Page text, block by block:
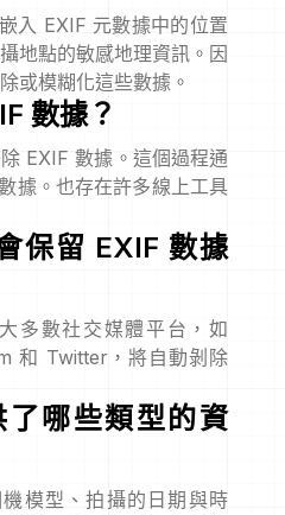
入 EXIF 元數據中的位置
地點的敏感地理資訊。因
或模糊化這些數據。
數據？
EXIF 數據。這個過程通
據。也存在許多線上工具
保留 EXIF 數據
多數社交媒體平台，如
和 Twitter，將自動剝除
了哪些類型的資
模型、拍攝的日期與時